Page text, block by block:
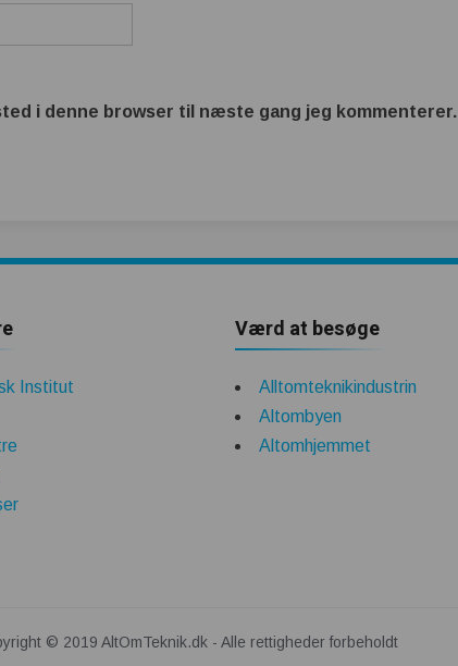
i denne browser til næste gang jeg kommenterer.
Institut
Værd at besøge
Alltomteknikindustrin
Altombyen
Altomhjemmet
© 2019 AltOmTeknik.dk - Alle rettigheder forbeholdt